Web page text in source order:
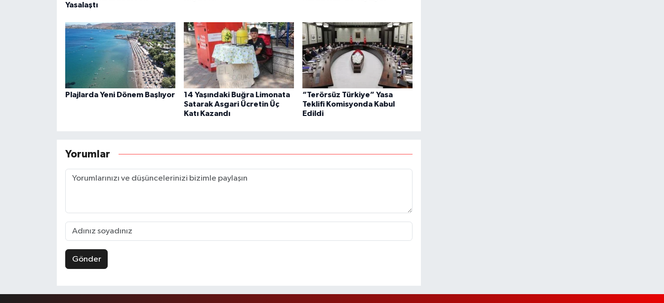
Yasalaştı
Plajlarda Yeni Dönem Başlıyor
14 Yaşındaki Buğra Limonata
Satarak Asgari Ücretin Üç
Katı Kazandı
“Terörsüz Türkiye” Yasa
Teklifi Komisyonda Kabul
Edildi
Yorumlar
Gönder